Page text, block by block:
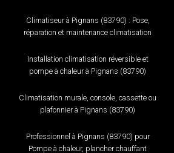
Climatiseur à Pignans (83790) : Pose,
réparation et maintenance climatisation
Installation climatisation réversible et
pompe à chaleur à Pignans (83790)
Climatisation murale, console, cassette ou
plafonnier à Pignans (83790)
Professionnel à Pignans (83790) pour
Pompe à chaleur, plancher chauffant